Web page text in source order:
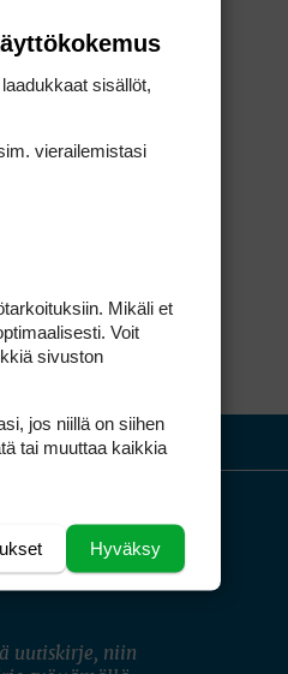
uutiskirje, niin
sisällöt,
vierailemis­tasi
Mikäli et
Voit
sivuston
jos niillä on siihen
tai muuttaa kaikkia
Hyväksy